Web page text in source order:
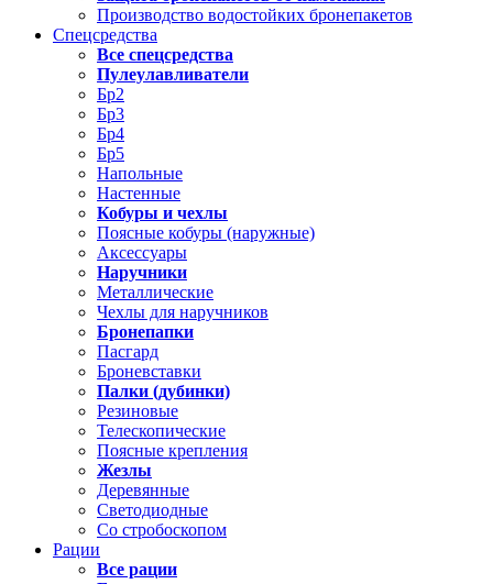
Производство водостойких бронепакетов
Спецсредства
Все спецсредства
Пулеулавливатели
Бр2
Бр3
Бр4
Бр5
Напольные
Настенные
Кобуры и чехлы
Поясные кобуры (наружные)
Аксессуары
Наручники
Металлические
Чехлы для наручников
Бронепапки
Пасгард
Броневставки
Палки (дубинки)
Резиновые
Телескопические
Поясные крепления
Жезлы
Деревянные
Светодиодные
Со стробоскопом
Рации
Все рации